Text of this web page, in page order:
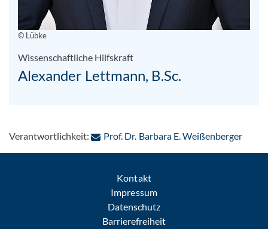
© Lübke
Wissenschaftliche Hilfskraft
Alexander Lettmann, B.Sc.
Verantwortlichkeit: Prof. Dr. Barbara E. Weißenberger: Per
Kontakt
Impressum
Datenschutz
Barrierefreiheit